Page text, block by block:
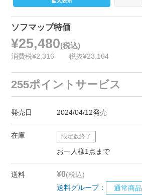
ソフマップ特価
¥25,480(税込)
消費税¥2,316 税抜¥23,164
255ポイントサービス
発売日 2024/04/12発売
在庫 限定数終了
お一人様1点まで
送料 ¥0(税込)
送料グループ：
通常商品